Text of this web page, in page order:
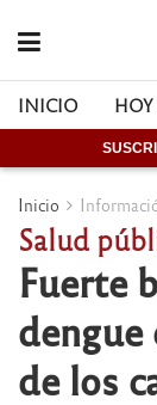
INICIO
Inicio
Salud
Fuerte
dengue
de los